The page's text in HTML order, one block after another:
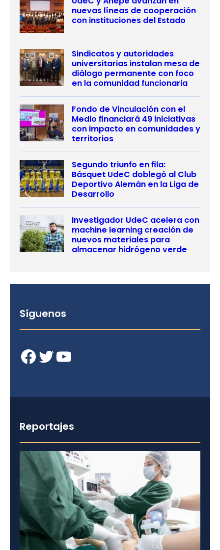
nuevas líneas de cooperación
con instituciones del Estado
Sindicatos y autoridades
universitarias instalan mesa de
diálogo permanente con foco
en la comunidad funcionaria
Fondo de Vinculación con el
Medio financiará 49 iniciativas
con impacto en comunidades y
territorios
Segundo triunfo en fila:
Básquet UdeC doblegó al Club
Deportivo Alemán en la Liga de
Desarrollo
Investigador UdeC acelera con
machine learning creación de
nuevos materiales para
almacenar hidrógeno verde
Síguenos
Facebook Twitter YouTube
Reportajes